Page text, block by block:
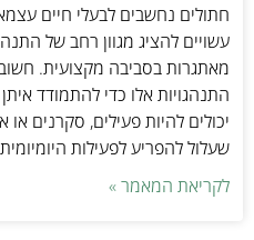
חתולים נחשבים לבעלי חיים
עשויים להציג מגוון רחב של
מאתגרות בסביבה מקצועית.
התנהגויות אלו כדי להתמודד
יכולים להיות פעילים, סקרנים
שעלול להפריע לפעילות
לקריאת המאמר »